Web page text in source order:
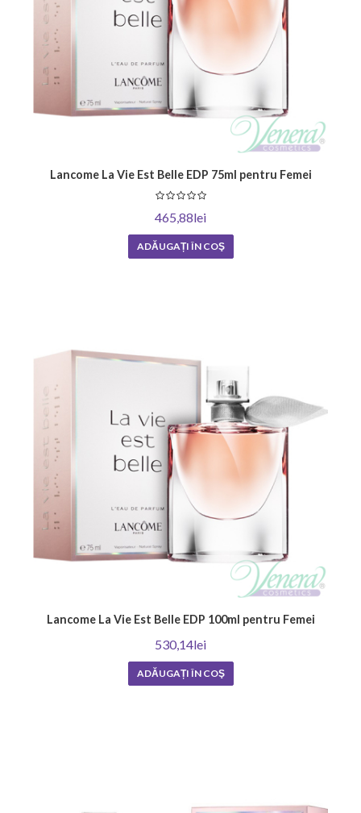
Lancome La Vie Est Belle EDP 75ml pentru Femei
465,88lei
ADĂUGAȚI ÎN COŞ
Lancome La Vie Est Belle EDP 100ml pentru Femei
530,14lei
ADĂUGAȚI ÎN COŞ